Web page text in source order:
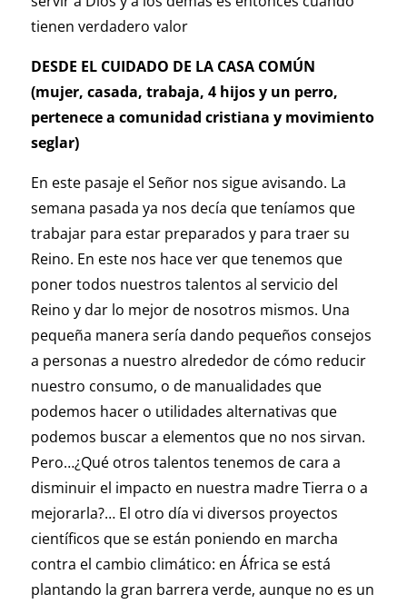
tienen verdadero valor
DESDE EL CUIDADO DE LA CASA COMÚN
(mujer, casada, trabaja, 4 hijos y un perro,
pertenece a comunidad cristiana y movimiento
seglar)
En este pasaje el Señor nos sigue avisando. La
semana pasada ya nos decía que teníamos que
trabajar para estar preparados y para traer su
Reino. En este nos hace ver que tenemos que
poner todos nuestros talentos al servicio del
Reino y dar lo mejor de nosotros mismos. Una
pequeña manera sería dando pequeños consejos
a personas a nuestro alrededor de cómo reducir
nuestro consumo, o de manualidades que
podemos hacer o utilidades alternativas que
podemos buscar a elementos que no nos sirvan.
Pero…¿Qué otros talentos tenemos de cara a
disminuir el impacto en nuestra madre Tierra o a
mejorarla?… El otro día vi diversos proyectos
científicos que se están poniendo en marcha
contra el cambio climático: en África se está
plantando la gran barrera verde, aunque no es un